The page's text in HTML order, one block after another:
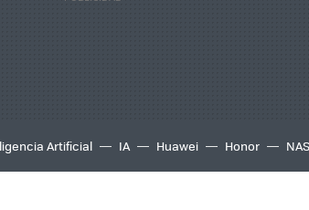
Artificial IA Huawei Honor